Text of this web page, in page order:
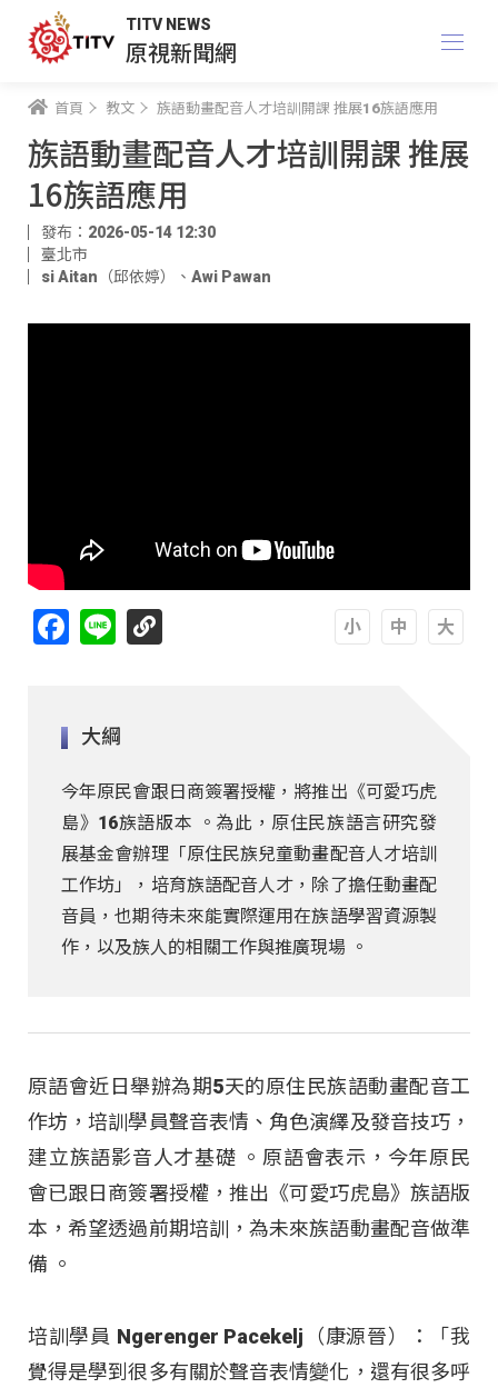
TITV NEWS
原視新聞網
首頁 教文 族語動畫配音人才培訓開課 推展16族語應用
族語動畫配音人才培訓開課 推展
16族語應用
發布：2026-05-14 12:30
臺北市
si Aitan（邱依婷）
、 Awi Pawan
Facebook
Line
大綱
今年原民會跟日商簽署授權，將推出《可愛巧虎
島》16族語版本 。為此，原住民族語言研究發
展基金會辦理「原住民族兒童動畫配音人才培訓
工作坊」，培育族語配音人才，除了擔任動畫配
音員，也期待未來能實際運用在族語學習資源製
作，以及族人的相關工作與推廣現場 。
原語會近日舉辦為期5天的原住民族語動畫配音工
作坊，培訓學員聲音表情、角色演繹及發音技巧，
建立族語影音人才基礎 。原語會表示，今年原民
會已跟日商簽署授權，推出《可愛巧虎島》族語版
本，希望透過前期培訓，為未來族語動畫配音做準
備 。
培訓學員 Ngerenger Pacekelj（康源晉）：「我
覺得是學到很多有關於聲音表情變化，還有很多呼